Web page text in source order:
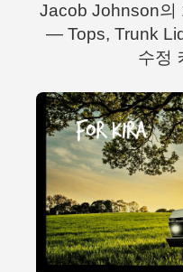
Jacob Johnson의
— Tops, Trunk
수정